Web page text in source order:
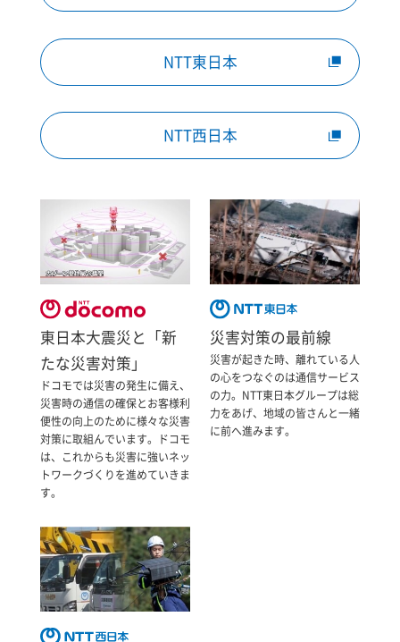
NTT東日本
NTT西日本
東日本大震災と「新
たな災害対策」
ドコモでは災害の発生に備え、
災害時の通信の確保とお客様利
便性の向上のために様々な災害
対策に取組んでいます。ドコモ
は、これからも災害に強いネッ
トワークづくりを進めていきま
す。
災害対策の最前線
災害が起きた時、離れている人
の心をつなぐのは通信サービス
の力。NTT東日本グループは総
力をあげ、地域の皆さんと一緒
に前へ進みます。